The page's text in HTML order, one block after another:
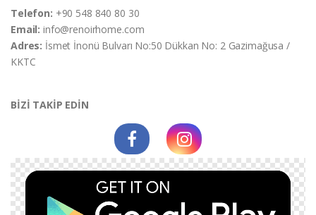
Telefon: +90 548 840 80 30
Email:info@renoirhome.com
Adres: İsmet İnonü Bulvarı No:50 Dükkan No: 2 Gazimağusa /
KKTC
BİZİ TAKİP EDİN